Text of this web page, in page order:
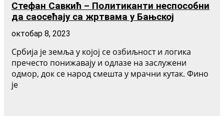
Стефан Савкић – Политиканти неспособни
да саосећају са жртвама у Бањској
октобар 8, 2023
Србија је земља у којој се озбиљност и логика
пречесто понижавају и одлазе на заслужени
одмор, док се народ смешта у мрачни кутак. Фино
је